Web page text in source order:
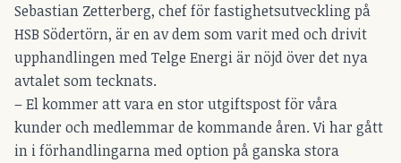
Sebastian Zetterberg, chef för fastighetsutveckling på
HSB Södertörn, är en av dem som varit med och drivit
upphandlingen med Telge Energi är nöjd över det nya
avtalet som tecknats.
– El kommer att vara en stor utgiftspost för våra
kunder och medlemmar de kommande åren. Vi har gått
in i förhandlingarna med option på ganska stora